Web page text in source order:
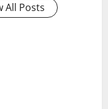
All Posts